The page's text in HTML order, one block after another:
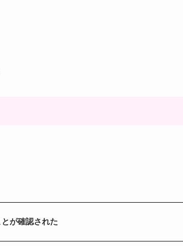
が確認された